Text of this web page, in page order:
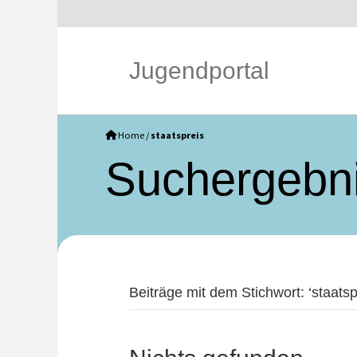
Jugendportal
Home / staatspreis
Beiträge mit dem Stichwort: